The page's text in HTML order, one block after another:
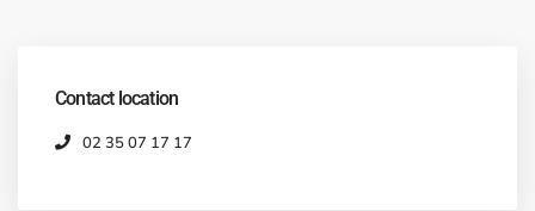
Contact location
02 35 07 17 17